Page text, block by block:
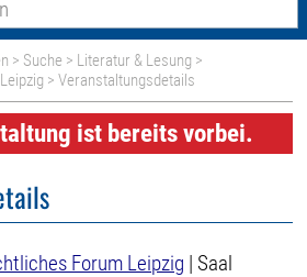
> Suche > Literatur & Lesung >
> Veranstaltungsdetails
ist bereits vorbei.
Forum Leipzig | Saal